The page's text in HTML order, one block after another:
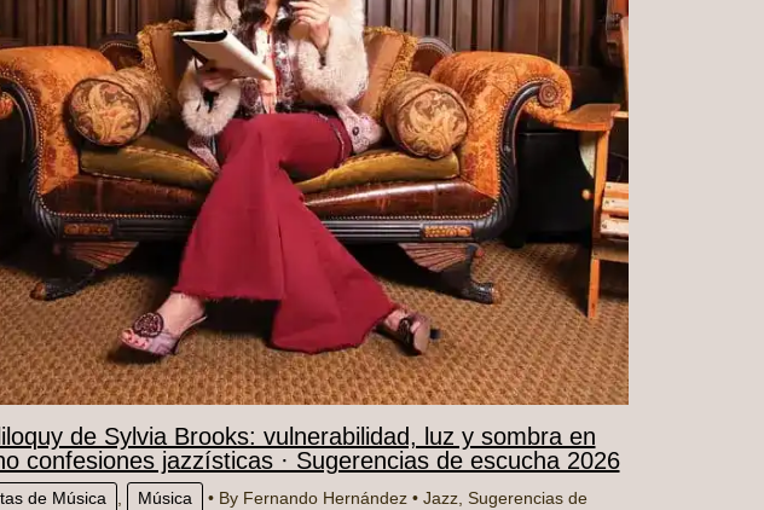
de Sylvia Brooks: vulnerabilidad, luz y sombra en
confesiones jazzísticas · Sugerencias de escucha 2026
de Música Música • By Fernando Hernández • Jazz, Sugerencias de